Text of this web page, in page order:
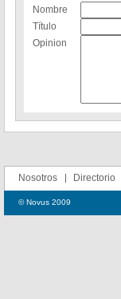
Nombre
Título
Opinion
Nosotros Directorio
© Novus 2009